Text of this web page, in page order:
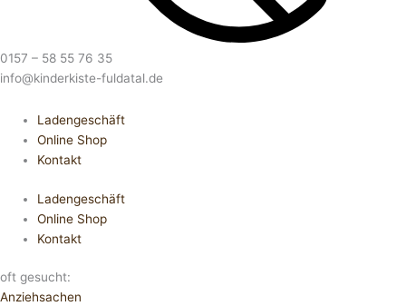
0157 – 58 55 76 35
info@kinderkiste-fuldatal.de
Ladengeschäft
Online Shop
Kontakt
Ladengeschäft
Online Shop
Kontakt
oft gesucht:
Anziehsachen